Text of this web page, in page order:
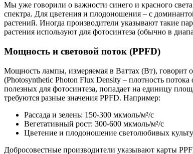
Мы уже говорили о важности синего и красного
спектра. Для цветения и плодоношения – с
растений. Иногда производители указывают такие
растения используют для фотосинтеза (обычно в
Мощность и световой поток (PPFD)
Мощность лампы, измеряемая в Ваттах (Вт), говорит о
(Photosynthetic Photon Flux Density – плотность
полезных для фотосинтеза, попадает на единицу
требуются разные значения PPFD. Например:
Рассада и зелень: 150-300 мкмоль/м²/с
Вегетативный рост: 300-600 мкмоль/м²/с
Цветение и плодоношение светолюбивых
Добросовестные производители указывают карты